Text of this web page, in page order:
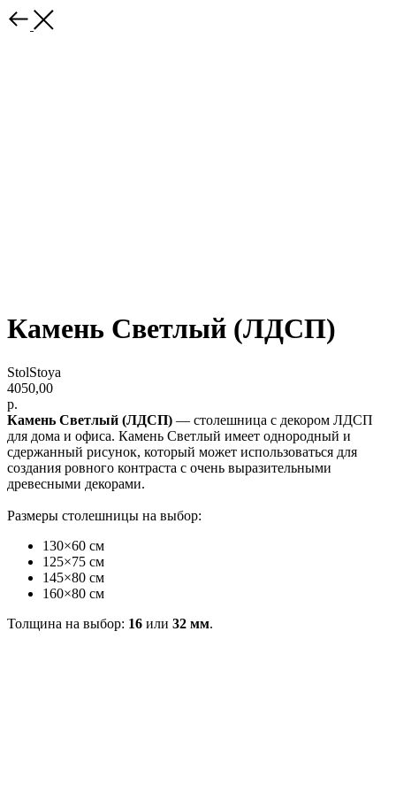
Камень Светлый (ЛДСП)
StolStoya
4050,00
р.
Камень Светлый (ЛДСП) — столешница с декором ЛДСП
для дома и офиса. Камень Светлый имеет однородный и
сдержанный рисунок, который может использоваться для
создания ровного контраста с очень выразительными
древесными декорами.
Размеры столешницы на выбор:
130×60 см
125×75 см
145×80 см
160×80 см
Толщина на выбор: 16 или 32 мм.